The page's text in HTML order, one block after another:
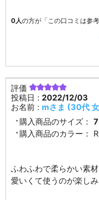
0人の方が「この口コミは参
評価
投稿日 : 2022/12/03
お名前 : mさま (30代
購入商品のサイズ：
購入商品のカラー：
ふわふわで柔らかい素
愛いくて使うのが楽しみ